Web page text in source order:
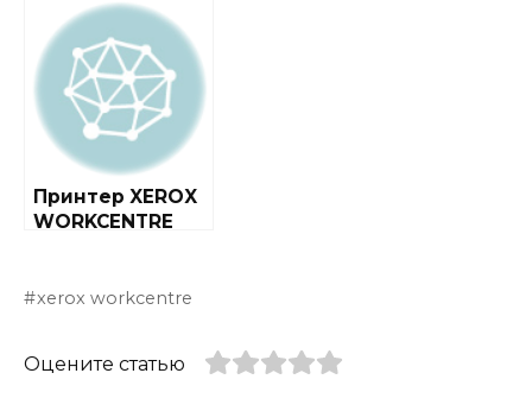
Принтер XEROX
WORKCENTRE
xerox workcentre
Оцените статью